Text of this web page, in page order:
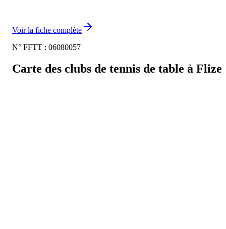
Voir la fiche complète
N° FFTT : 06080057
Carte des clubs de tennis de table à Flize